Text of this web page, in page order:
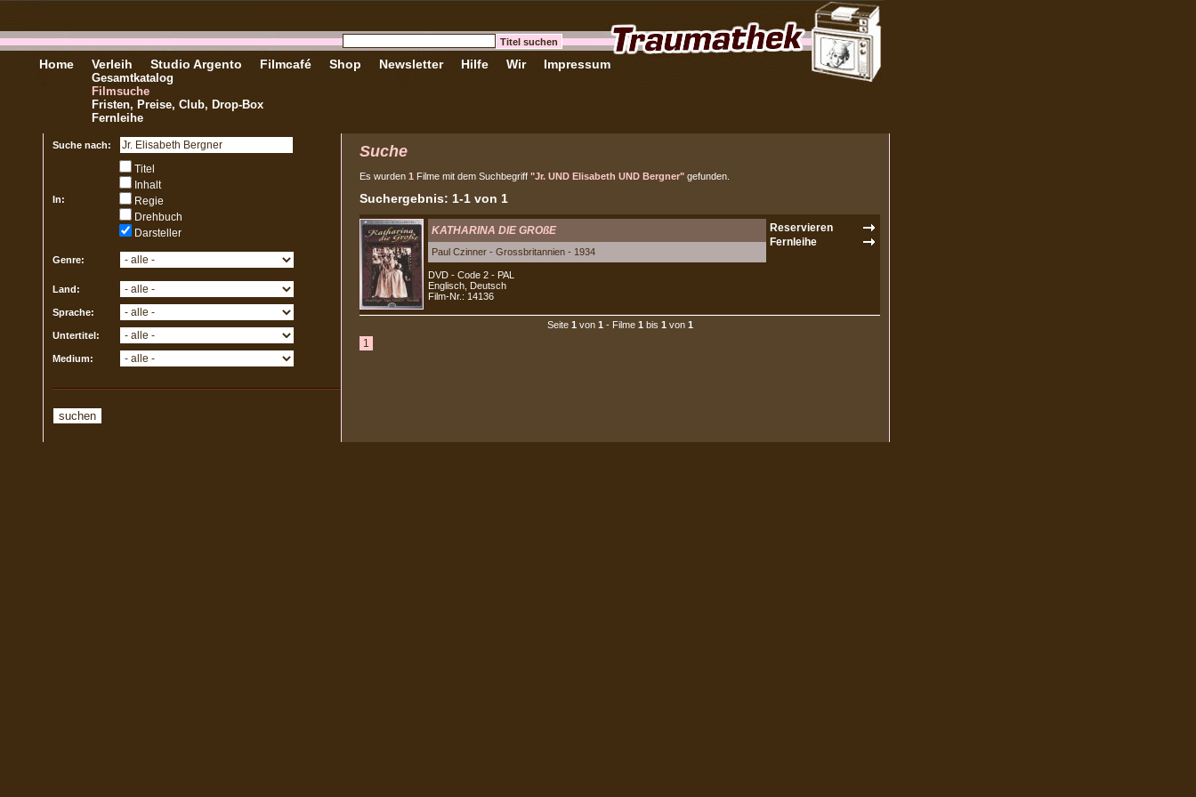
Home Verleih
Gesamtkatalog
Filmsuche
Fristen, Preise, Club, Drop-Box
Fernleihe
Studio Argento Filmcafé Shop Newsletter Hilfe Wir Impressum
Suche nach:
In:
Titel
Inhalt
Regie
Drehbuch
Darsteller
Genre:
Land:
Sprache:
Untertitel:
Medium:
Suche
Es wurden 1 Filme mit dem Suchbegriff "Jr. UND Elisabeth UND Bergner" gefunden.
Suchergebnis: 1-1 von 1
KATHARINA DIE GROßE
Paul Czinner - Grossbritannien - 1934
DVD - Code 2 - PAL
Englisch, Deutsch
Film-Nr.: 14136
Seite 1 von 1 - Filme 1 bis 1 von 1
1